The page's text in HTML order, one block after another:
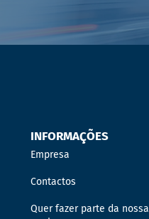
INFORMAÇÕES
Empresa
Contactos
Quer fazer parte da nossa